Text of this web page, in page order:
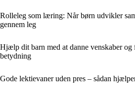
Rolleleg som læring: Når børn udvikler
gennem leg
Hjælp dit barn med at danne venskaber og
betydning
Gode lektievaner uden pres – sådan